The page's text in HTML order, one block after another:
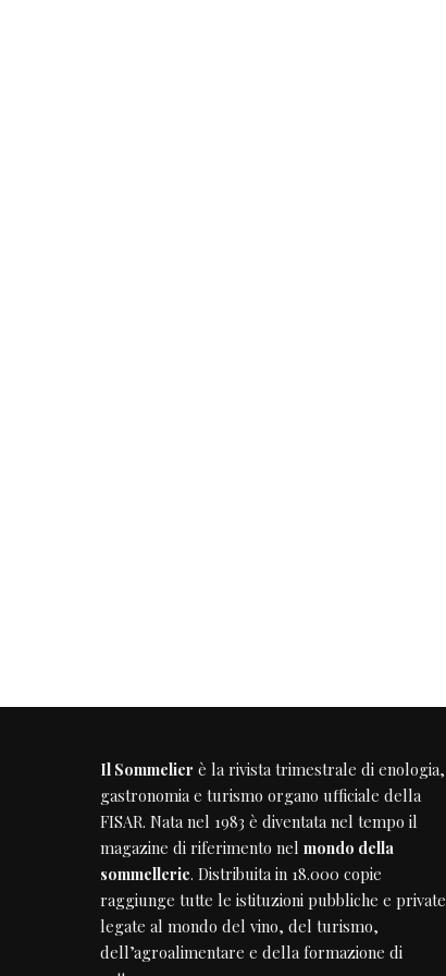
Il Sommelier è la rivista trimestrale di enologia,
gastronomia e turismo organo ufficiale della
FISAR. Nata nel 1983 è diventata nel tempo il
magazine di riferimento nel mondo della
sommellerie. Distribuita in 18.000 copie
raggiunge tutte le istituzioni pubbliche e private
legate al mondo del vino, del turismo,
dell’agroalimentare e della formazione di